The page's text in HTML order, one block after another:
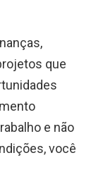
que
e não
você